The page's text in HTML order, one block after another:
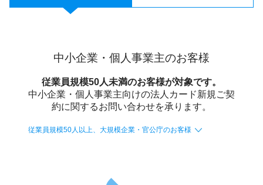
加盟店のお客様
中小企業・個人事業主のお客様
従業員規模50人未満のお客様が対象です。
中小企業・個人事業主向けの法人カード新規ご契
約に関するお問い合わせを承ります。
従業員規模50人以上、大規模企業・官公庁のお客様